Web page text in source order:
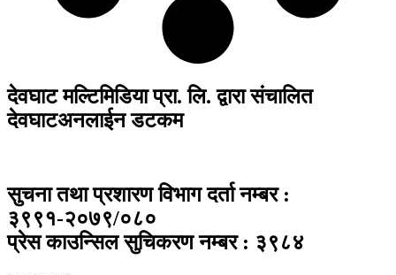
देवघाट मल्टिमिडिया प्रा. लि. द्वारा संचालित
देवघाटअनलाईन डटकम
सुचना तथा प्रशारण विभाग दर्ता नम्बर :
३९९१-२०७९/०८०
प्रेस काउन्सिल सुचिकरण नम्बर : ३९८४